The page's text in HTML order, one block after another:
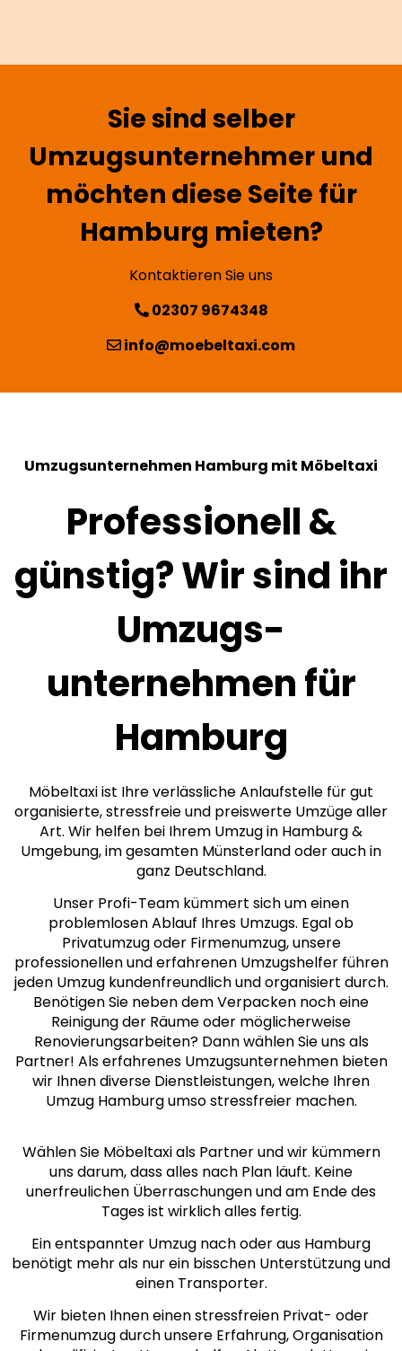
Sie sind selber
Umzugsunternehmer und
möchten diese Seite für
Hamburg mieten?
Kontaktieren Sie uns
02307 9674348
info@moebeltaxi.com
Umzugsunternehmen Hamburg mit Möbeltaxi
Professionell &
günstig? Wir sind ihr
Umzugs­
unternehmen für
Hamburg
Möbeltaxi ist Ihre verlässliche Anlaufstelle für gut
organisierte, stressfreie und preiswerte Umzüge aller
Art. Wir helfen bei Ihrem Umzug in Hamburg &
Umgebung, im gesamten Münsterland oder auch in
ganz Deutschland.
Unser Profi-Team kümmert sich um einen
problemlosen Ablauf Ihres Umzugs. Egal ob
Privatumzug oder Firmenumzug, unsere
professionellen und erfahrenen Umzugshelfer führen
jeden Umzug kundenfreundlich und organisiert durch.
Benötigen Sie neben dem Verpacken noch eine
Reinigung der Räume oder möglicherweise
Renovierungsarbeiten? Dann wählen Sie uns als
Partner! Als erfahrenes Umzugsunternehmen bieten
wir Ihnen diverse Dienstleistungen, welche Ihren
Umzug Hamburg umso stressfreier machen.
Wählen Sie Möbeltaxi als Partner und wir kümmern
uns darum, dass alles nach Plan läuft. Keine
unerfreulichen Überraschungen und am Ende des
Tages ist wirklich alles fertig.
Ein entspannter Umzug nach oder aus Hamburg
benötigt mehr als nur ein bisschen Unterstützung und
einen Transporter.
Wir bieten Ihnen einen stressfreien Privat- oder
Firmenumzug durch unsere Erfahrung, Organisation